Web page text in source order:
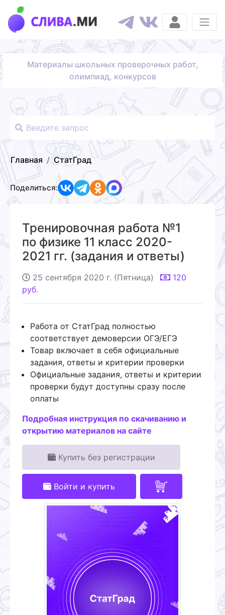
Материалы школьных проверочных работ,
олимпиад, конкурсов
Главная СтатГрад
Поделиться:
Тренировочная работа №1
по физике 11 класс 2020-
2021 гг. (задания и ответы)
25 сентября 2020 г. (Пятница)
120
руб.
Работа от СтатГрад полностью
соответствует демоверсии ОГЭ/ЕГЭ
Товар включает в себя официальные
задания, ответы и критерии проверки
Официальные задания, ответы и критерии
проверки будут доступны сразу после
оплаты
Подробная инструкция по скачиванию и
открытию материалов на сайте
Купить без регистрации
Войти и купить